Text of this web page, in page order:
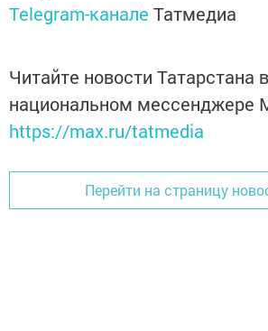
Telegram-канале Татмедиа
Читайте новости Татарстана в
национальном мессенджере
https://max.ru/tatmedia
Перейти на страницу